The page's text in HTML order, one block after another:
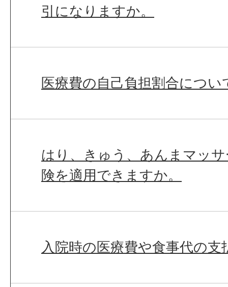
引になりますか。
医療費の自己負担割合につ
はり、きゅう、あんまマッ
険を適用できますか。
入院時の医療費や食事代の